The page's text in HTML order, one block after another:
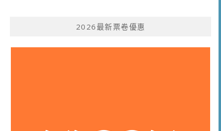
2026最新票卷優惠